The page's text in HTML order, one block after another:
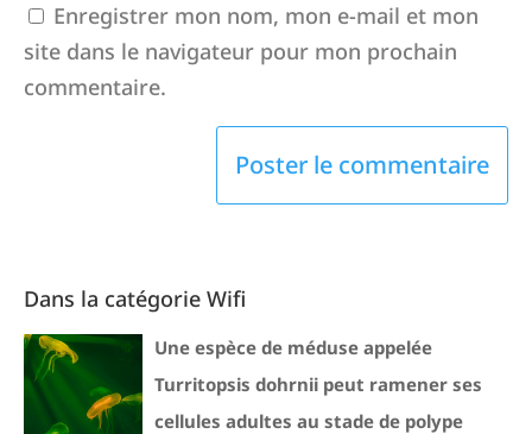
Enregistrer mon nom, mon e-mail et mon
site dans le navigateur pour mon prochain
commentaire.
Dans la catégorie Wifi
Une espèce de méduse appelée
Turritopsis dohrnii peut ramener ses
cellules adultes au stade de polype